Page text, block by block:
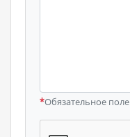
*Обязательное поле